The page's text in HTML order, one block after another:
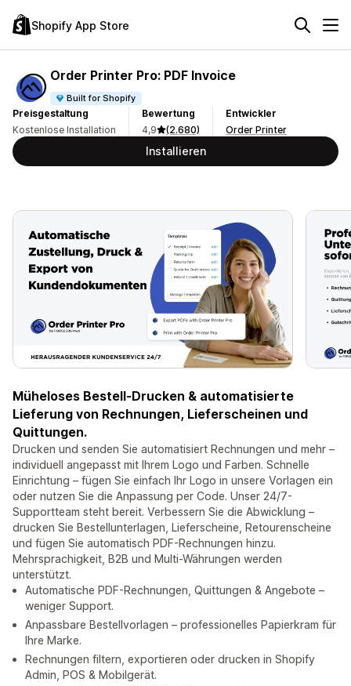
Shopify App Store
Order Printer Pro: PDF Invoice
Built for Shopify
Preisgestaltung
Kostenlose Installation
Bewertung
4,9
(2.680)
Entwickler
Order Printer
Installieren
Müheloses Bestell-Drucken & automatisierte
Lieferung von Rechnungen, Lieferscheinen und
Quittungen.
Drucken und senden Sie automatisiert Rechnungen und mehr –
individuell angepasst mit Ihrem Logo und Farben. Schnelle
Einrichtung – fügen Sie einfach Ihr Logo in unsere Vorlagen ein
oder nutzen Sie die Anpassung per Code. Unser 24/7-
Supportteam steht bereit. Verbessern Sie die Abwicklung –
drucken Sie Bestellunterlagen, Lieferscheine, Retourenscheine
und fügen Sie automatisch PDF-Rechnungen hinzu.
Mehrsprachigkeit, B2B und Multi-Währungen werden
unterstützt.
Automatische PDF-Rechnungen, Quittungen & Angebote –
weniger Support.
Anpassbare Bestellvorlagen – professionelles Papierkram für
Ihre Marke.
Rechnungen filtern, exportieren oder drucken in Shopify
Admin, POS & Mobilgerät.